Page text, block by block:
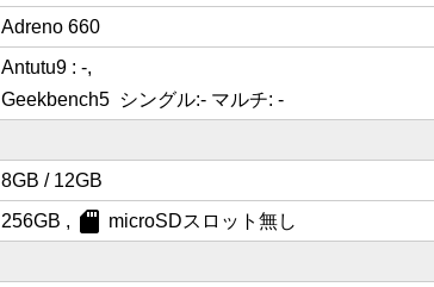
Adreno 660
Antutu9 : -,
Geekbench5 シングル:- マルチ: -
8GB / 12GB
256GB , sd_card microSDスロット無し